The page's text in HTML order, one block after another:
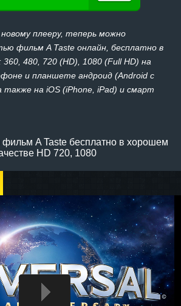
плееру, теперь можно
фильм A Taste онлайн, бесплатно в
480, 720 (HD), 1080 (Full HD) на
и планшете андроид (Android с
также на iOS (iPhone, iPad) и смарт
A Taste бесплатно в хорошем
HD 720, 1080